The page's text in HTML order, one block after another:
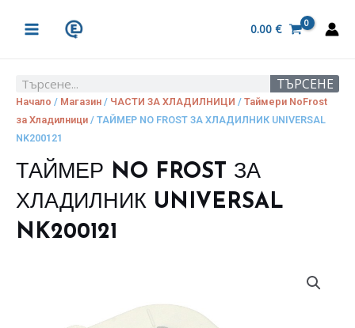
MENU
0.00 €
Search ТЪРСЕНЕ
Начало / Магазин / ЧАСТИ ЗА ХЛАДИЛНИЦИ / Таймери NoFrost
за Хладилници / ТАЙМЕР NO FROST ЗА ХЛАДИЛНИК UNIVERSAL
NK200121
ТАЙМЕР NO FROST ЗА
ХЛАДИЛНИК UNIVERSAL
NK200121